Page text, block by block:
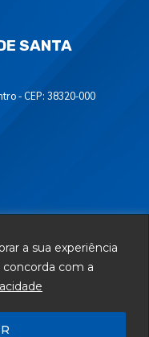
a sua experiência
com a
SANTA
- CEP: 38320-000